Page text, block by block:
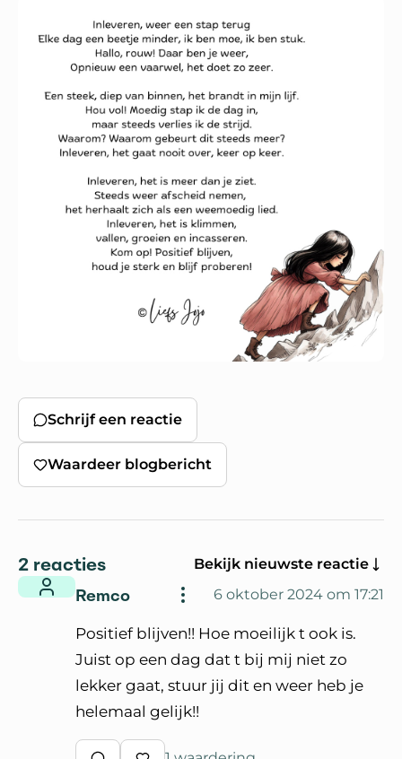
Schrijf een reactie
Waardeer blogbericht
2 reacties Bekijk nieuwste reactie
Remco 6 oktober 2024 om 17:21
Positief blijven!! Hoe moeilijk t ook is.
Juist op een dag dat t bij mij niet zo
lekker gaat, stuur jij dit en weer heb je
helemaal gelijk!!